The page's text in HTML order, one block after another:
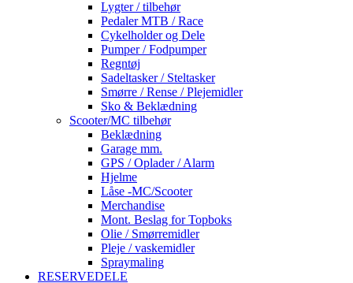
Lygter / tilbehør
Pedaler MTB / Race
Cykelholder og Dele
Pumper / Fodpumper
Regntøj
Sadeltasker / Steltasker
Smørre / Rense / Plejemidler
Sko & Beklædning
Scooter/MC tilbehør
Beklædning
Garage mm.
GPS / Oplader / Alarm
Hjelme
Låse -MC/Scooter
Merchandise
Mont. Beslag for Topboks
Olie / Smørremidler
Pleje / vaskemidler
Spraymaling
RESERVEDELE